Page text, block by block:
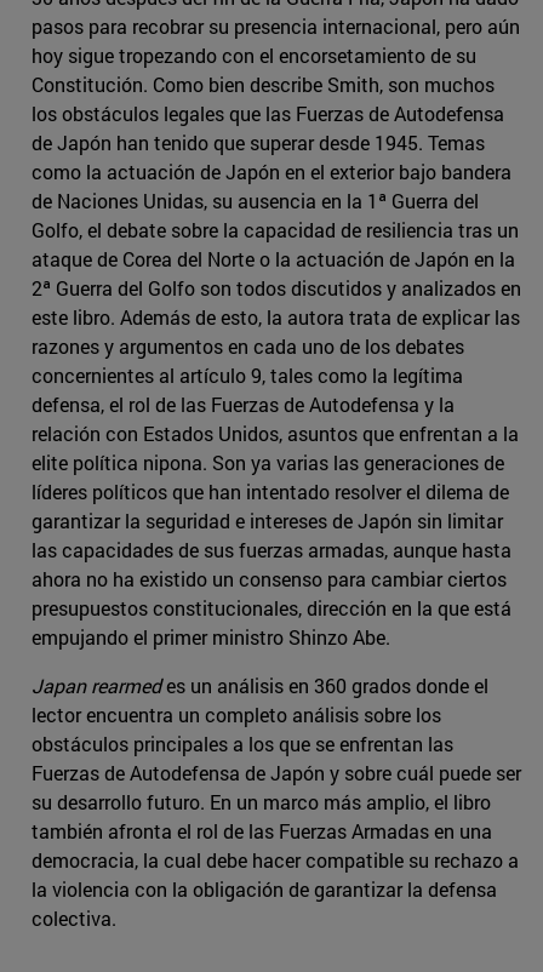
pasos para recobrar su presencia internacional, pero aún
hoy sigue tropezando con el encorsetamiento de su
Constitución. Como bien describe Smith, son muchos
los obstáculos legales que las Fuerzas de Autodefensa
de Japón han tenido que superar desde 1945. Temas
como la actuación de Japón en el exterior bajo bandera
de Naciones Unidas, su ausencia en la 1ª Guerra del
Golfo, el debate sobre la capacidad de resiliencia tras un
ataque de Corea del Norte o la actuación de Japón en la
2ª Guerra del Golfo son todos discutidos y analizados en
este libro. Además de esto, la autora trata de explicar las
razones y argumentos en cada uno de los debates
concernientes al artículo 9, tales como la legítima
defensa, el rol de las Fuerzas de Autodefensa y la
relación con Estados Unidos, asuntos que enfrentan a la
elite política nipona. Son ya varias las generaciones de
líderes políticos que han intentado resolver el dilema de
garantizar la seguridad e intereses de Japón sin limitar
las capacidades de sus fuerzas armadas, aunque hasta
ahora no ha existido un consenso para cambiar ciertos
presupuestos constitucionales, dirección en la que está
empujando el primer ministro Shinzo Abe.
Japan rearmedes un análisis en 360 grados donde el
lector encuentra un completo análisis sobre los
obstáculos principales a los que se enfrentan las
Fuerzas de Autodefensa de Japón y sobre cuál puede ser
su desarrollo futuro. En un marco más amplio, el libro
también afronta el rol de las Fuerzas Armadas en una
democracia, la cual debe hacer compatible su rechazo a
la violencia con la obligación de garantizar la defensa
colectiva.